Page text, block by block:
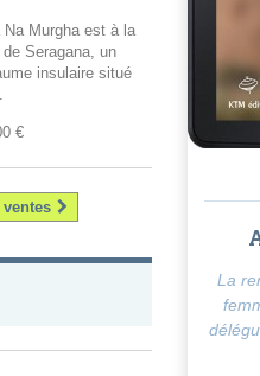
Na Murgha est à la
Seragana, un
insulaire situé
€
La